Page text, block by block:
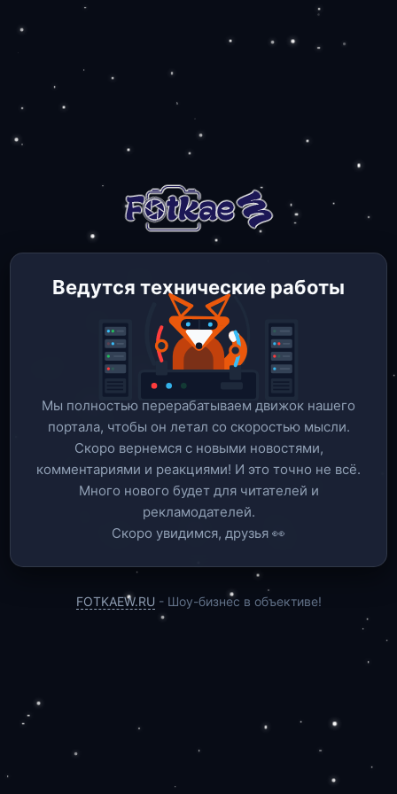
Ведутся технические работы
Мы полностью перерабатываем движок нашего
портала, чтобы он летал со скоростью мысли.
Скоро вернемся c новыми новостями,
комментариями и реакциями! И это точно не всё.
Много нового будет для читателей и
рекламодателей.
Скоро увидимся, друзья 👀
FOTKAEW.RU - Шоу-бизнес в объективе!